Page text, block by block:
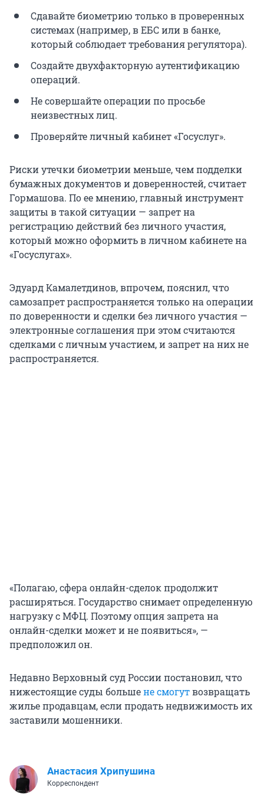
Сдавайте биометрию только в проверенных
системах (например, в ЕБС или в банке,
который соблюдает требования регулятора).
Создайте двухфакторную аутентификацию
операций.
Не совершайте операции по просьбе
неизвестных лиц.
Проверяйте личный кабинет «Госуслуг».
Риски утечки биометрии меньше, чем подделки
бумажных документов и доверенностей, считает
Гормашова. По ее мнению, главный инструмент
защиты в такой ситуации — запрет на
регистрацию действий без личного участия,
который можно оформить в личном кабинете на
«Госуслугах».
Эдуард Камалетдинов, впрочем, пояснил, что
самозапрет распространяется только на операции
по доверенности и сделки без личного участия —
электронные соглашения при этом считаются
сделками с личным участием, и запрет на них не
распространяется.
«Полагаю, сфера онлайн-сделок продолжит
расширяться. Государство снимает определенную
нагрузку с МФЦ. Поэтому опция запрета на
онлайн-сделки может и не появиться», —
предположил он.
Недавно Верховный суд России постановил, что
нижестоящие суды большене смогутвозвращать
жилье продавцам, если продать недвижимость их
заставили мошенники.
Анастасия Хрипушина
Корреспондент